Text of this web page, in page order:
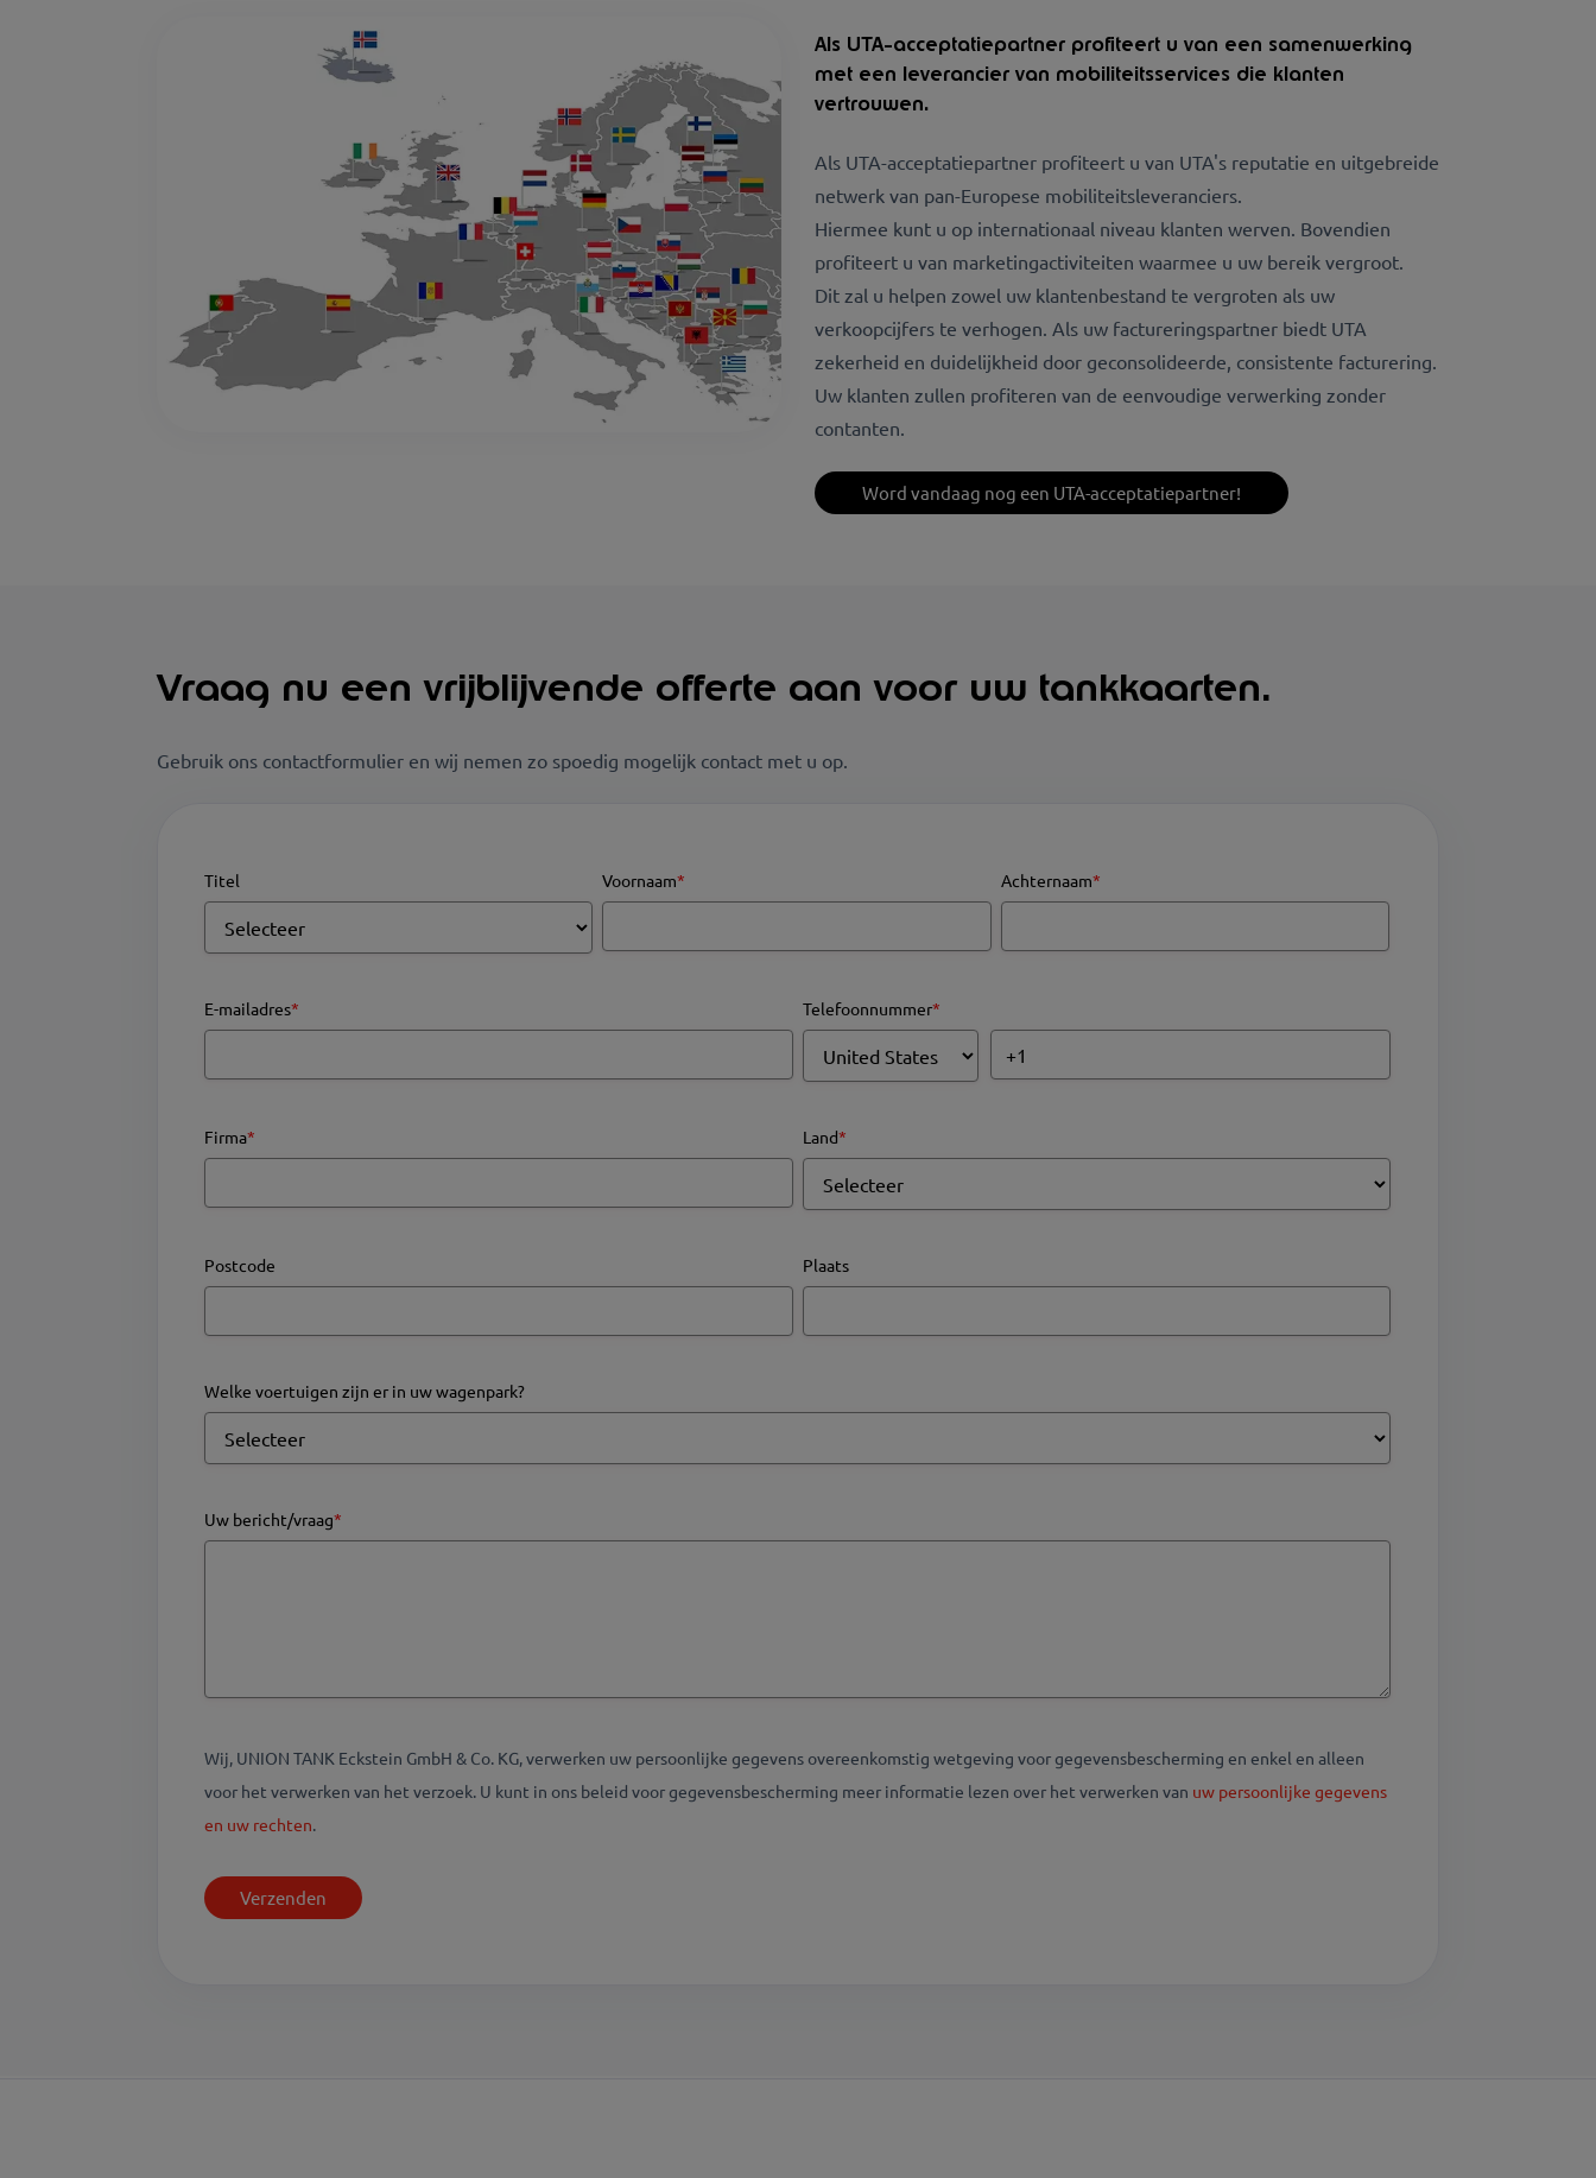
Als UTA-acceptatiepartner profiteert u van een samenwerking
met een leverancier van mobiliteitsservices die klanten
vertrouwen.
Als UTA-acceptatiepartner profiteert u van UTA's reputatie en uitgebreide
netwerk van pan-Europese mobiliteitsleveranciers.
Hiermee kunt u op internationaal niveau klanten werven. Bovendien
profiteert u van marketingactiviteiten waarmee u uw bereik vergroot.
Dit zal u helpen zowel uw klantenbestand te vergroten als uw
verkoopcijfers te verhogen. Als uw factureringspartner biedt UTA
zekerheid en duidelijkheid door geconsolideerde, consistente facturering.
Uw klanten zullen profiteren van de eenvoudige verwerking zonder
contanten.
Word vandaag nog een UTA-acceptatiepartner!
Vraag nu een vrijblijvende offerte aan voor uw tankkaarten.
Gebruik ons contactformulier en wij nemen zo spoedig mogelijk contact met u op.
Titel Voornaam* Achternaam*
E-mailadres* Telefoonnummer*
Firma* Land*
Postcode Plaats
Welke voertuigen zijn er in uw wagenpark?
Uw bericht/vraag*
Wij, UNION TANK Eckstein GmbH & Co. KG, verwerken uw persoonlijke gegevens overeenkomstig wetgeving voor gegevensbescherming en enkel en alleen
voor het verwerken van het verzoek. U kunt in ons beleid voor gegevensbescherming meer informatie lezen over het verwerken van uw persoonlijke gegevens
en uw rechten.